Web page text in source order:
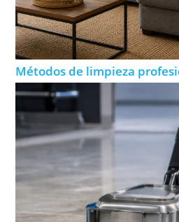
Métodos de limpieza